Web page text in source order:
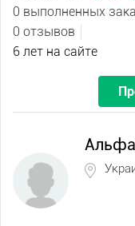
0 выполненных
0 отзывов
6 лет на сайте